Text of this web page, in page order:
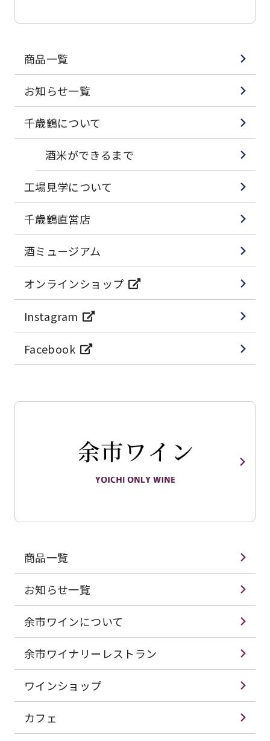
商品一覧
お知らせ一覧
千歳鶴について
酒米ができるまで
工場見学について
千歳鶴直営店
酒ミュージアム
オンラインショップ
Instagram
Facebook
商品一覧
お知らせ一覧
余市ワインについて
余市ワイナリーレストラン
ワインショップ
カフェ